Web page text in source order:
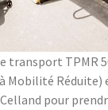
transport TPMR
Mobilité Réduite)
pour